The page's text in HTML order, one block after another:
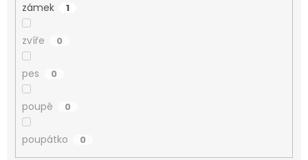
zámek 1
zvíře 0
pes 0
poupě 0
poupátko 0